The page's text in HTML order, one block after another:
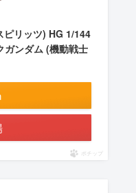
ピリッツ) HG 1/144
ガンダム (機動戦士
ポチップ